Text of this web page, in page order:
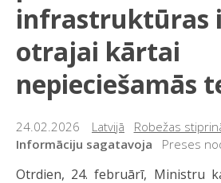
infrastruktūras
otrajai kārtai
nepieciešamās
24.02.2026 Latvijā
Robežas
Informāciju sagatavoja
Preses
Otrdien, 24. februārī, Ministru